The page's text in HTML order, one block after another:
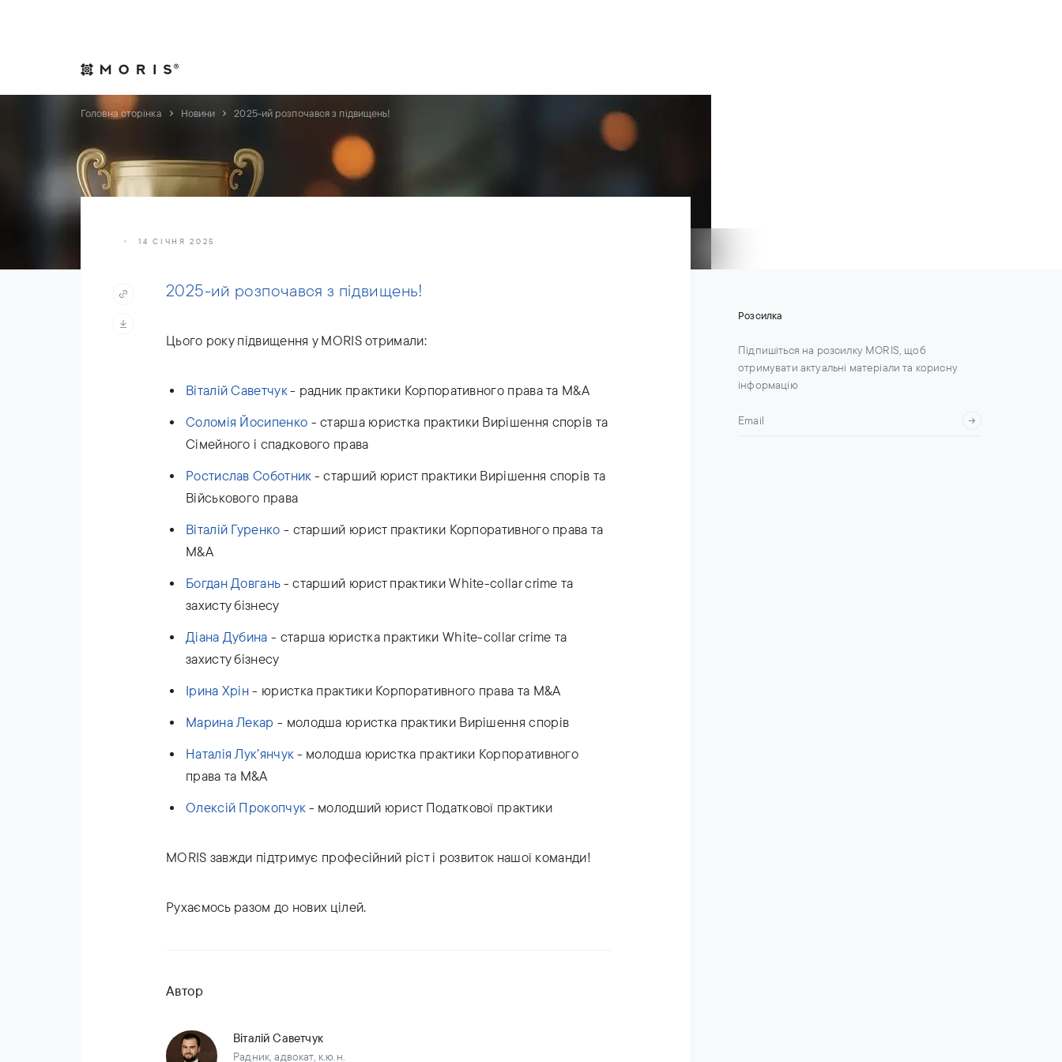
Головна сторінка Новини 2025-ий розпочався з підвищень!
14 СІЧНЯ 2025
2025-ий розпочався з підвищень!
Цього року підвищення у MORIS отримали:
Віталій Саветчук- радник практики Корпоративного права та M&A
Соломія Йосипенко - старша юристка практики Вирішення спорів та
Сімейного і спадкового права
Ростислав Соботник - старший юрист практики Вирішення спорів та
Військового права
Віталій Гуренко - старший юрист практики Корпоративного права та
M&A
Богдан Довгань- старший юрист практики White-collar crime та
захисту бізнесу
Діана Дубина - старша юристка практики White-collar crime та
захисту бізнесу
Ірина Хрін- юристка практики Корпоративного права та М&А
Марина Лекар - молодша юристка практики Вирішення спорів
Наталія Лук’янчук - молодша юристка практики Корпоративного
права та M&A
Олексій Прокопчук - молодший юрист Податкової практики
MORIS завжди підтримує професійний ріст і розвиток нашої команди!
Рухаємось разом до нових цілей.
Автор
Віталій Саветчук
Радник, адвокат, к.ю.н.
Розсилка
Підпишіться на розсилку MORIS, щоб
отримувати актуальні матеріали та корисну
інформацію